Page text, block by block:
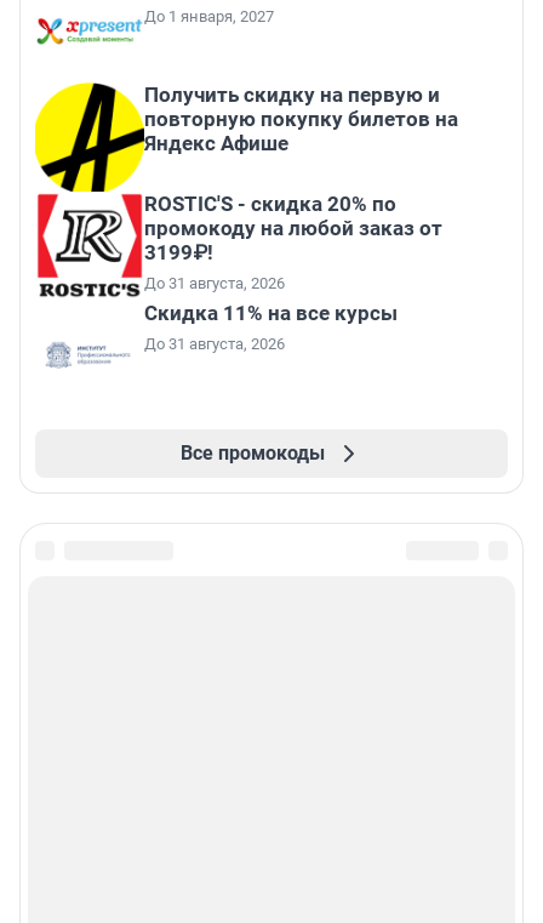
До 1 января, 2027
Получить скидку на первую и
повторную покупку билетов на
Яндекс Афише
ROSTIC'S - скидка 20% по
промокоду на любой заказ от
3199₽!
До 31 августа, 2026
Скидка 11% на все курсы
До 31 августа, 2026
Все промокоды